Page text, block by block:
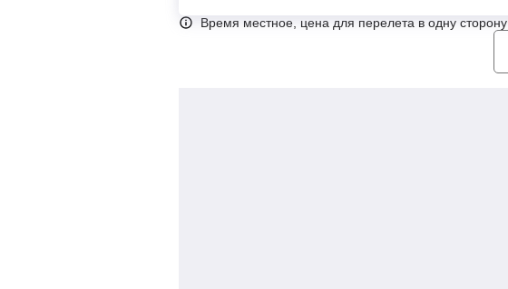
Время местное, цена для перелета в одну сторону